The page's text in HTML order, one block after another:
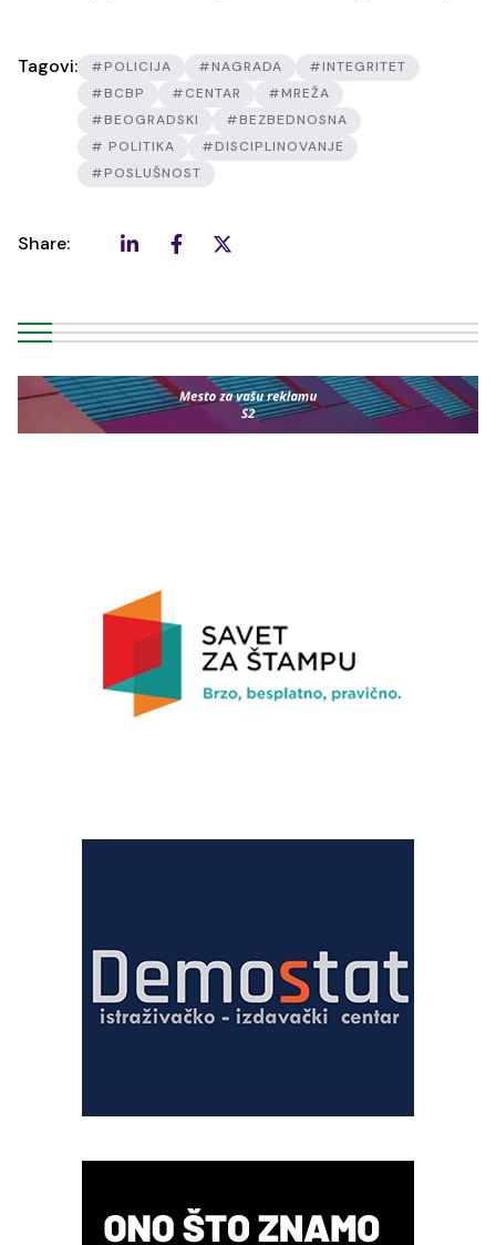
Tagovi: #POLICIJA #NAGRADA
#INTEGRITET
#BCBP
#CENTAR
#MREŽA
#BEOGRADSKI
#BEZBEDNOSNA
# POLITIKA
#DISCIPLINOVANJE
#POSLUŠNOST
Share: